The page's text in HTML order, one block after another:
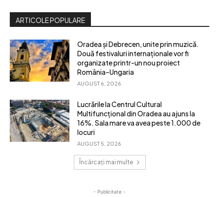
ARTICOLE POPULARE
Oradea și Debrecen, unite prin muzică.
Două festivaluri internaționale vor fi
organizate printr-un nou proiect
România–Ungaria
AUGUST 6, 2026
Lucrările la Centrul Cultural
Multifuncțional din Oradea au ajuns la
16%. Sala mare va avea peste 1.000 de
locuri
AUGUST 5, 2026
Încărcați mai multe
- Publicitate -